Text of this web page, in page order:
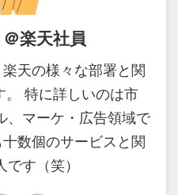
楽天社員
天の様々な部署と関
。 特に詳しいのは市
、マーケ・広告領域で
数個のサービスと関
す（笑）